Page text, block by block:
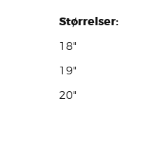
Størrelser:
18"
19"
20"